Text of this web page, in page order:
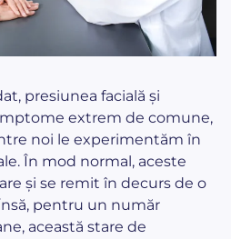
presiunea facială și
extrem de comune,
noi le experimentăm în
În mod normal, aceste
și se remit în decurs de o
pentru un număr
această stare de